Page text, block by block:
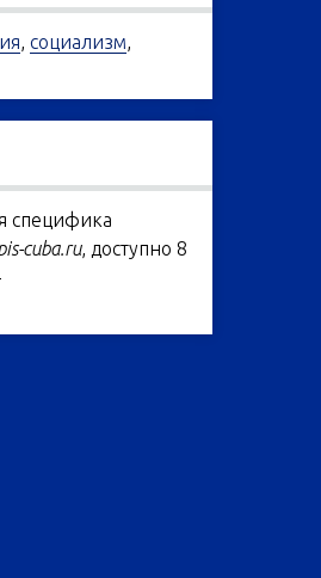
, социализм,
специфика
cuba.ru, доступно 8